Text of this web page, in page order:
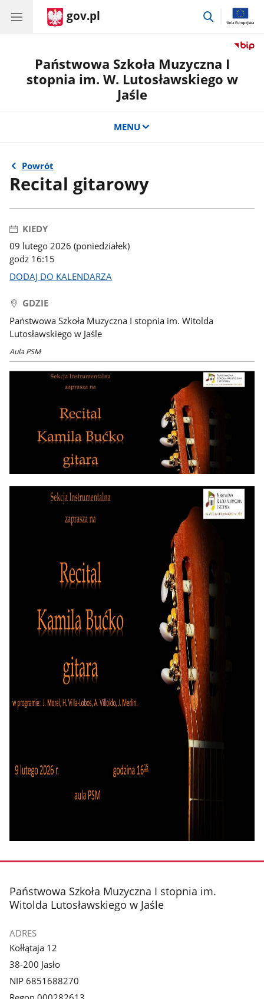
gov.pl
przejdź
Państwowa Szkoła Muzyczna I
stopnia im. W. Lutosławskiego w
Jaśle
MENU
Powrót
Recital gitarowy
KIEDY
09 lutego 2026 (poniedziałek)
godz 16:15
DODAJ DO KALENDARZA
GDZIE
Państwowa Szkoła Muzyczna I stopnia im. Witolda
Lutosławskiego w Jaśle
Aula PSM
stopka
Państwowa Szkoła Muzyczna I stopnia im.
Witolda Lutosławskiego w Jaśle
ADRES
Kołłątaja 12
38-200 Jasło
NIP 6851688270